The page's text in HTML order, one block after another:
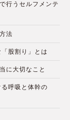
行うセルフメンテ
法
股割り」とは
に大切なこと
呼吸と体幹の